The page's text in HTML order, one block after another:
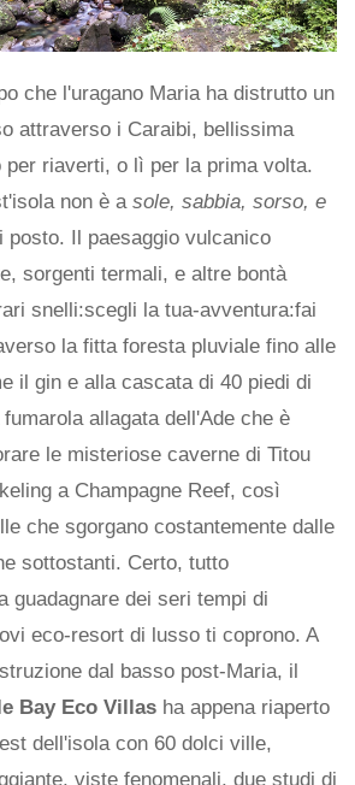
che l'uragano Maria ha distrutto un
attraverso i Caraibi, bellissima
per riaverti, o lì per la prima volta.
non è a sole, sabbia, sorso, e
posto. Il paesaggio vulcanico
sorgenti termali, e altre bontà
snelli:scegli la tua-avventura:fai
la fitta foresta pluviale fino alle
il gin e alla cascata di 40 piedi di
allagata dell'Ade che è
le misteriose caverne di Titou
a Champagne Reef, così
che sgorgano costantemente dalle
sottostanti. Certo, tutto
guadagnare dei seri tempi di
eco-resort di lusso ti coprono. A
dal basso post-Maria, il
Bay Eco Villas ha appena riaperto
dell'isola con 60 dolci ville,
viste fenomenali, due studi di